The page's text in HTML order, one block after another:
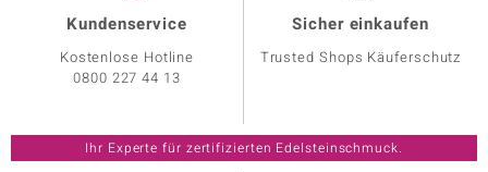
Kundenservice
Kostenlose Hotline
0800 227 44 13
Sicher einkaufen
Trusted Shops Käuferschutz
Ihr Experte für zertifizierten Edelsteinschmuck.